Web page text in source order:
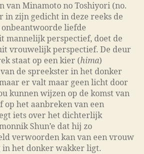
van Minamoto no Toshiyori (no.
in zijn gedicht in deze reeks de
liefde
mannelijk perspectief, doet de
vrouwelijk perspectief. De deur
staat op een kier (hima)
de spreekster in het donker
er valt maar geen licht door
kunnen wijzen op de komst van
het aanbreken van een
iets over het dichterlijk
Shun’e dat hij zo
verwoorden kan van een vrouw
in het donker wakker ligt.